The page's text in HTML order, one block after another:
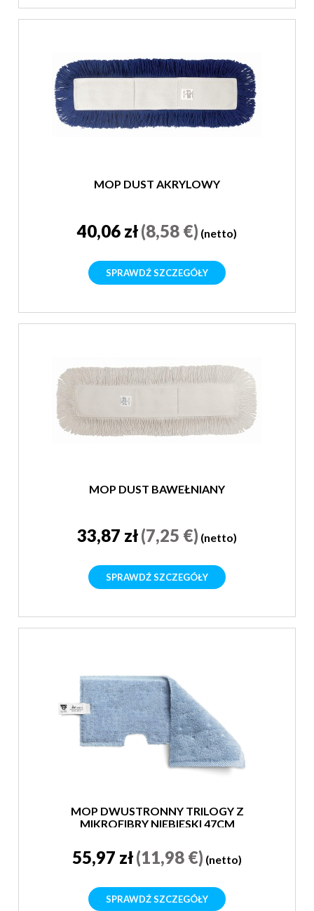
MOP DUST AKRYLOWY
40,06 zł(8,58 €) (netto)
SPRAWDŹ SZCZEGÓŁY
MOP DUST BAWEŁNIANY
33,87 zł(7,25 €) (netto)
SPRAWDŹ SZCZEGÓŁY
MOP DWUSTRONNY TRILOGY Z
MIKROFIBRY NIEBIESKI 47CM
55,97 zł(11,98 €) (netto)
SPRAWDŹ SZCZEGÓŁY